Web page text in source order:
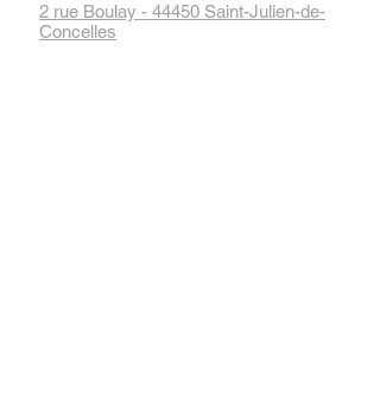
2 rue Boulay - 44450 Saint-Julien-de-
Concelles